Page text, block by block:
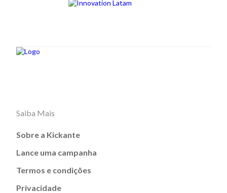
Saiba Mais
Sobre a Kickante
Lance uma campanha
Termos e condições
Privacidade